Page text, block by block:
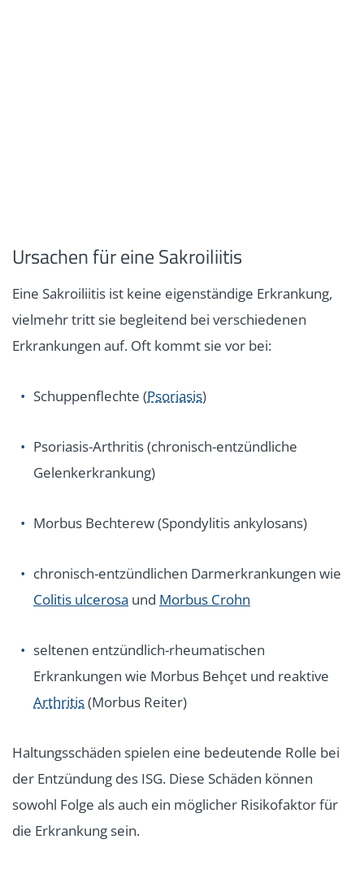
Ursachen für eine Sakroiliitis
Eine Sakroiliitis ist keine eigenständige Erkrankung,
vielmehr tritt sie begleitend bei verschiedenen
Erkrankungen auf. Oft kommt sie vor bei:
Schuppenflechte (Psoriasis)
Psoriasis-Arthritis (chronisch-entzündliche
Gelenkerkrankung)
Morbus Bechterew (Spondylitis ankylosans)
chronisch-entzündlichen Darmerkrankungen wie
Colitis ulcerosa und Morbus Crohn
seltenen entzündlich-rheumatischen
Erkrankungen wie Morbus Behçet und reaktive
Arthritis(Morbus Reiter)
Haltungsschäden spielen eine bedeutende Rolle bei
der Entzündung des ISG. Diese Schäden können
sowohl Folge als auch ein möglicher Risikofaktor für
die Erkrankung sein.